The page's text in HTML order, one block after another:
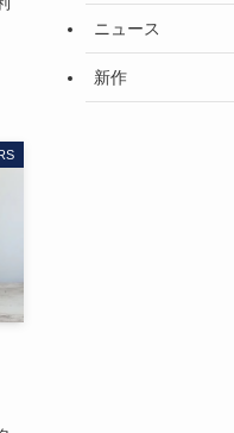
ニュース
新作